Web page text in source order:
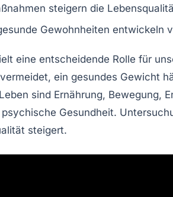
steigern die
Gewohnheiten entwickeln
eine entscheidende Rolle für
vermeidet, ein gesundes Gewicht
sind Ernährung, Bewegung,
psychische Gesundheit.
steigert.